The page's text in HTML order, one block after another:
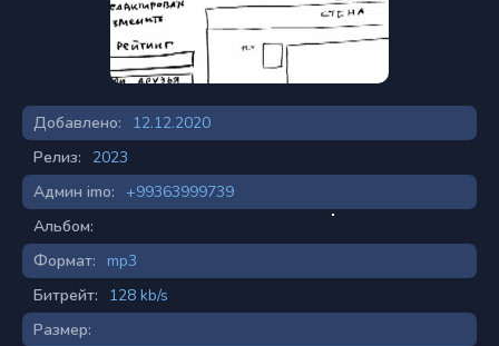
Добавлено:
12.12.2020
Релиз:
2023
Админ imo:
+99363999739
Альбом:
Формат:
mp3
Битрейт:
128 kb/s
Размер: